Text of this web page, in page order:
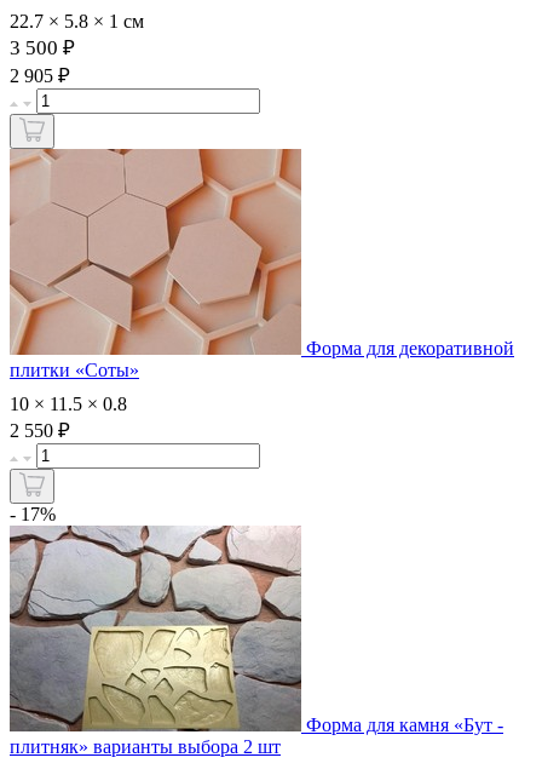
22.7 × 5.8 × 1 см
3 500 ₽
2 905 ₽
Форма для декоративной
плитки «Соты»
10 × 11.5 × 0.8
2 550 ₽
- 17%
Форма для камня «Бут -
плитняк» варианты выбора 2 шт